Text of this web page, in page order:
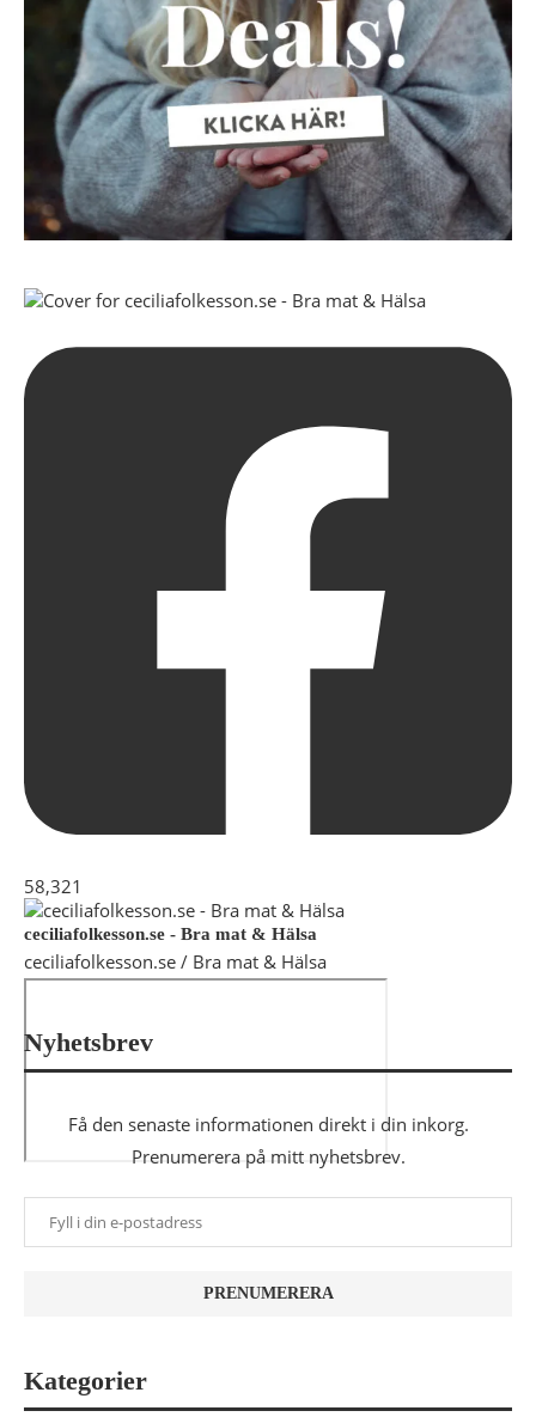
58,321
ceciliafolkesson.se - Bra mat & Hälsa
ceciliafolkesson.se / Bra mat & Hälsa
Nyhetsbrev
Få den senaste informationen direkt i din inkorg.
Prenumerera på mitt nyhetsbrev.
Kategorier